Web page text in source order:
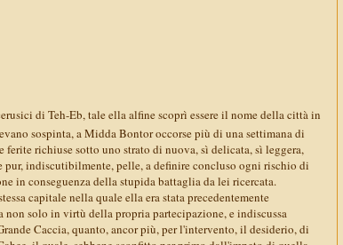
di Teh-Eb, tale ella alfine scoprì essere il nome della città in
sospinta, a Midda Bontor occorse più di una settimana di
ferite richiuse sotto uno strato di nuova, sì delicata, sì leggera,
pur, indiscutibilmente, pelle, a definire concluso ogni rischio di
in conseguenza della stupida battaglia da lei ricercata.
capitale nella quale ella era stata precedentemente
non solo in virtù della propria partecipazione, e indiscussa
Caccia, quanto, ancor più, per l'intervento, il desiderio, di